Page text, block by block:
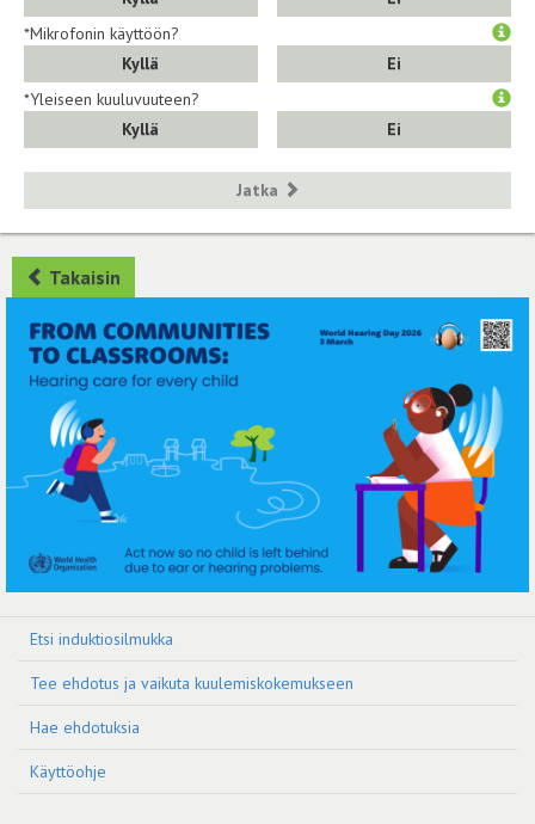
*Mikrofonin käyttöön?
Kyllä
Ei
*Yleiseen kuuluvuuteen?
Kyllä
Ei
Jatka
Takaisin
Etsi induktiosilmukka
Tee ehdotus ja vaikuta kuulemiskokemukseen
Hae ehdotuksia
Käyttöohje